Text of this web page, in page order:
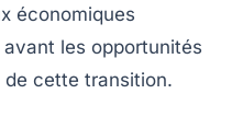
économiques
les opportunités
cette transition.